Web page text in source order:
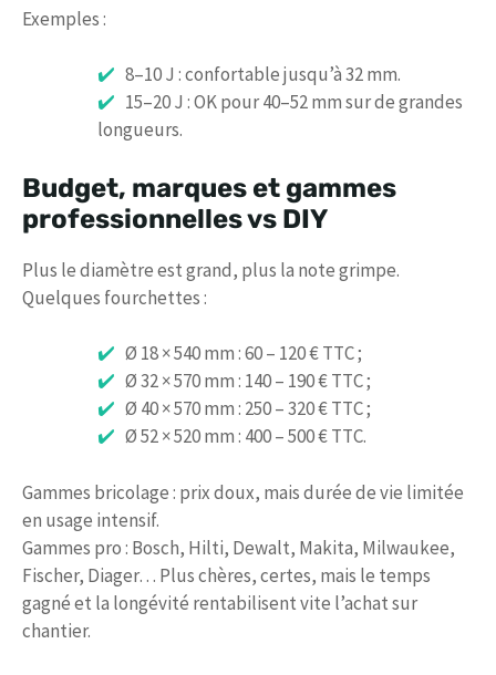
Exemples :
8–10 J : confortable jusqu’à 32 mm.
15–20 J : OK pour 40–52 mm sur de grandes
longueurs.
Budget, marques et gammes
professionnelles vs DIY
Plus le diamètre est grand, plus la note grimpe.
Quelques fourchettes :
Ø 18 × 540 mm : 60 – 120 € TTC ;
Ø 32 × 570 mm : 140 – 190 € TTC ;
Ø 40 × 570 mm : 250 – 320 € TTC ;
Ø 52 × 520 mm : 400 – 500 € TTC.
Gammes bricolage : prix doux, mais durée de vie limitée
en usage intensif.
Gammes pro : Bosch, Hilti, Dewalt, Makita, Milwaukee,
Fischer, Diager… Plus chères, certes, mais le temps
gagné et la longévité rentabilisent vite l’achat sur
chantier.